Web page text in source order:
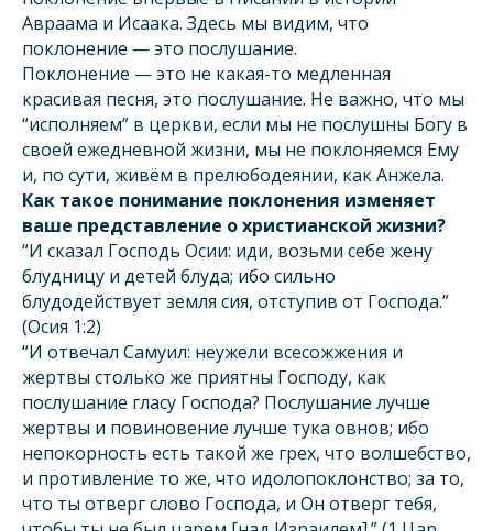
Авраама и Исаака. Здесь мы видим, что
поклонение — это послушание.
Поклонение — это не какая-то медленная
красивая песня, это послушание. Не важно, что мы
“исполняем” в церкви, если мы не послушны Богу в
своей ежедневной жизни, мы не поклоняемся Ему
и, по сути, живём в прелюбодеянии, как Анжела.
Как такое понимание поклонения изменяет
ваше представление о христианской жизни?
“И сказал Господь Осии: иди, возьми себе жену
блудницу и детей блуда; ибо сильно
блудодействует земля сия, отступив от Господа.”
(Осия 1:2)
“И отвечал Самуил: неужели всесожжения и
жертвы столько же приятны Господу, как
послушание гласу Господа? Послушание лучше
жертвы и повиновение лучше тука овнов; ибо
непокорность есть такой же грех, что волшебство,
и противление то же, что идолопоклонство; за то,
что ты отверг слово Господа, и Он отверг тебя,